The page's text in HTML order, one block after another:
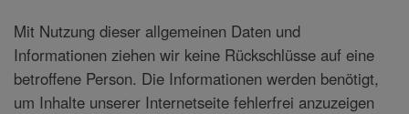
Mit Nutzung dieser allgemeinen Daten und
Informationen ziehen wir keine Rückschlüsse auf eine
betroffene Person. Die Informationen werden benötigt,
um Inhalte unserer Internetseite fehlerfrei anzuzeigen